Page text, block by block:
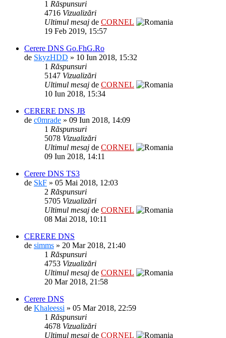
1 Răspunsuri
4716 Vizualizări
Ultimul mesaj de CORNEL
19 Feb 2019, 15:57
Cerere DNS Go.FhG.Ro
de SkyzHDD » 10 Iun 2018, 15:32
1 Răspunsuri
5147 Vizualizări
Ultimul mesaj de CORNEL
10 Iun 2018, 15:34
CERERE DNS JB
de c0mrade » 09 Iun 2018, 14:09
1 Răspunsuri
5078 Vizualizări
Ultimul mesaj de CORNEL
09 Iun 2018, 14:11
Cerere DNS TS3
de SkF » 05 Mai 2018, 12:03
2 Răspunsuri
5705 Vizualizări
Ultimul mesaj de CORNEL
08 Mai 2018, 10:11
CERERE DNS
de simms » 20 Mar 2018, 21:40
1 Răspunsuri
4753 Vizualizări
Ultimul mesaj de CORNEL
20 Mar 2018, 21:58
Cerere DNS
de Khaleessi » 05 Mar 2018, 22:59
1 Răspunsuri
4678 Vizualizări
Ultimul mesaj de CORNEL